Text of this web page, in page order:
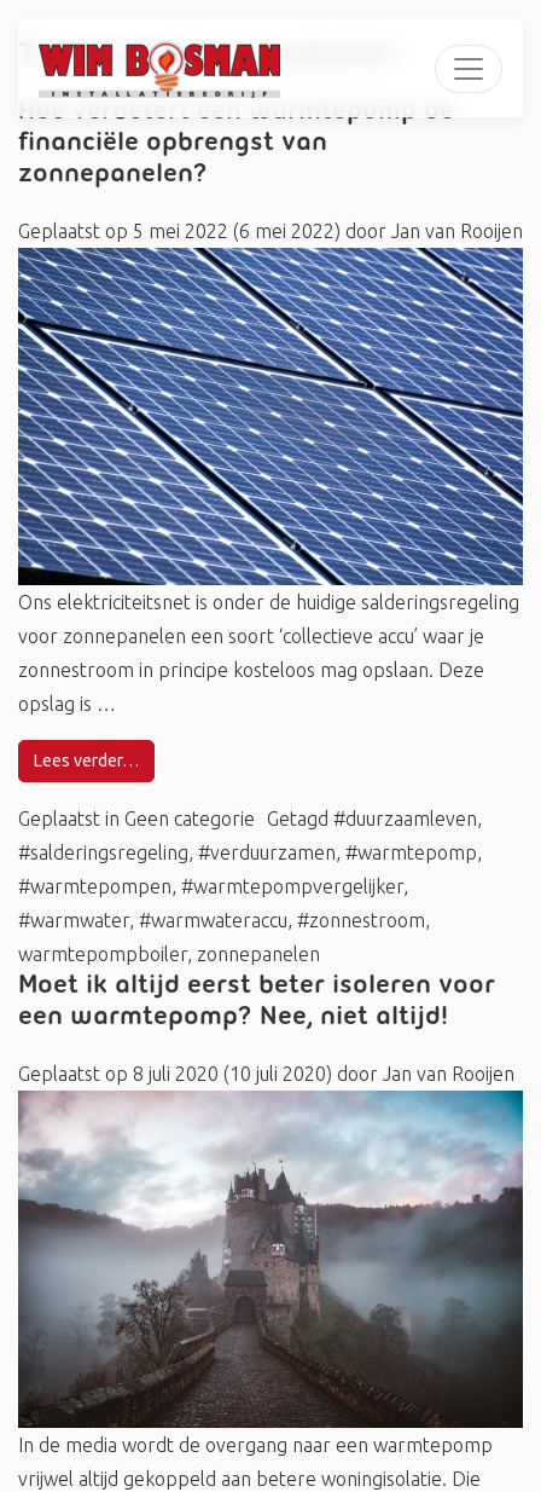
Tag:warmtepompboiler
Hoe verbetert een warmtepomp de
financiële opbrengst van
zonnepanelen?
Geplaatst op 5 mei 2022 (6 mei 2022) door Jan van Rooijen
Ons elektriciteitsnet is onder de huidige salderingsregeling
voor zonnepanelen een soort ‘collectieve accu’ waar je
zonnestroom in principe kosteloos mag opslaan. Deze
opslag is …
Lees verder…
Geplaatst in Geen categorie Getagd #duurzaamleven,
#salderingsregeling, #verduurzamen, #warmtepomp,
#warmtepompen, #warmtepompvergelijker,
#warmwater, #warmwateraccu, #zonnestroom,
warmtepompboiler, zonnepanelen
Moet ik altijd eerst beter isoleren voor
een warmtepomp? Nee, niet altijd!
Geplaatst op 8 juli 2020 (10 juli 2020) door Jan van Rooijen
In de media wordt de overgang naar een warmtepomp
vrijwel altijd gekoppeld aan betere woningisolatie. Die